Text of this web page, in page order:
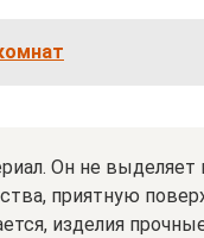
Он не
приятную
изделия